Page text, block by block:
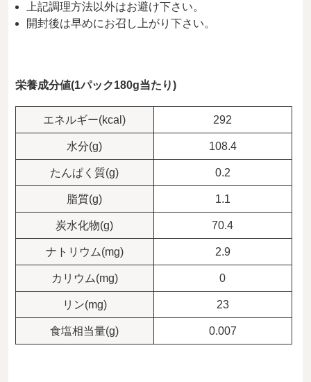
上記調理方法以外はお避け下さい。
開封後は早めにお召し上がり下さい。
栄養成分値(1パック180g当たり)
エネルギー(kcal) 292
水分(g) 108.4
たんぱく質(g) 0.2
脂質(g) 1.1
炭水化物(g) 70.4
ナトリウム(mg) 2.9
カリウム(mg) 0
リン(mg) 23
食塩相当量(g) 0.007